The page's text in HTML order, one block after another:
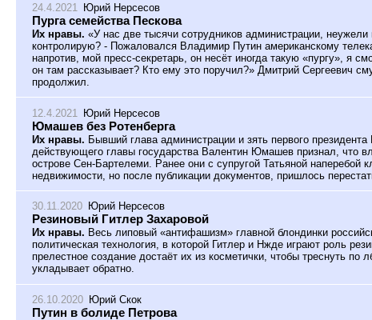
24.4.2021 Юрий Нерсесов
Пурга семейства Пескова
Их нравы. «У нас две тысячи сотрудников администрации,
контролирую? - Пожаловался Владимир Путин американскому
напротив, мой пресс-секретарь, он несёт иногда такую «пургу», я
он там рассказывает? Кто ему это поручил?» Дмитрий Сергеевич
продолжил.
12.4.2021 Юрий Нерсесов
Юмашев без Ротенберга
Их нравы. Бывший глава администрации и зять первого
действующего главы государства Валентин Юмашев признал, что
острове Сен-Бартелеми. Ранее они с супругой Татьяной наперебой
недвижимости, но после публикации документов, пришлось
30.11.2020 Юрий Нерсесов
Резиновый Гитлер Захаровой
Их нравы. Весь липовый «антифашизм» главной блондинки
политическая технология, в которой Гитлер и Нжде играют роль
прелестное создание достаёт их из косметички, чтобы треснуть по
укладывает обратно.
26.10.2020 Юрий Скок
Путин в болиде Петрова